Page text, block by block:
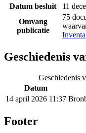
Datum besluit
11
Omvang
publicatie
75
Geschiedenis
Geschiedenis
Datum
14 april 2026 11:37
Footer